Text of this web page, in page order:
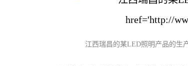
江西瑞昌的某LED照明产品的生